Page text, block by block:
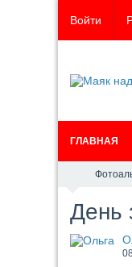
Войти
ГЛАВНАЯ
День